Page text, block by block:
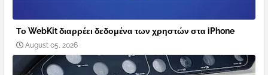
Το WebKit διαρρέει δεδομένα των χρηστών στα iPhone
August 05, 2026